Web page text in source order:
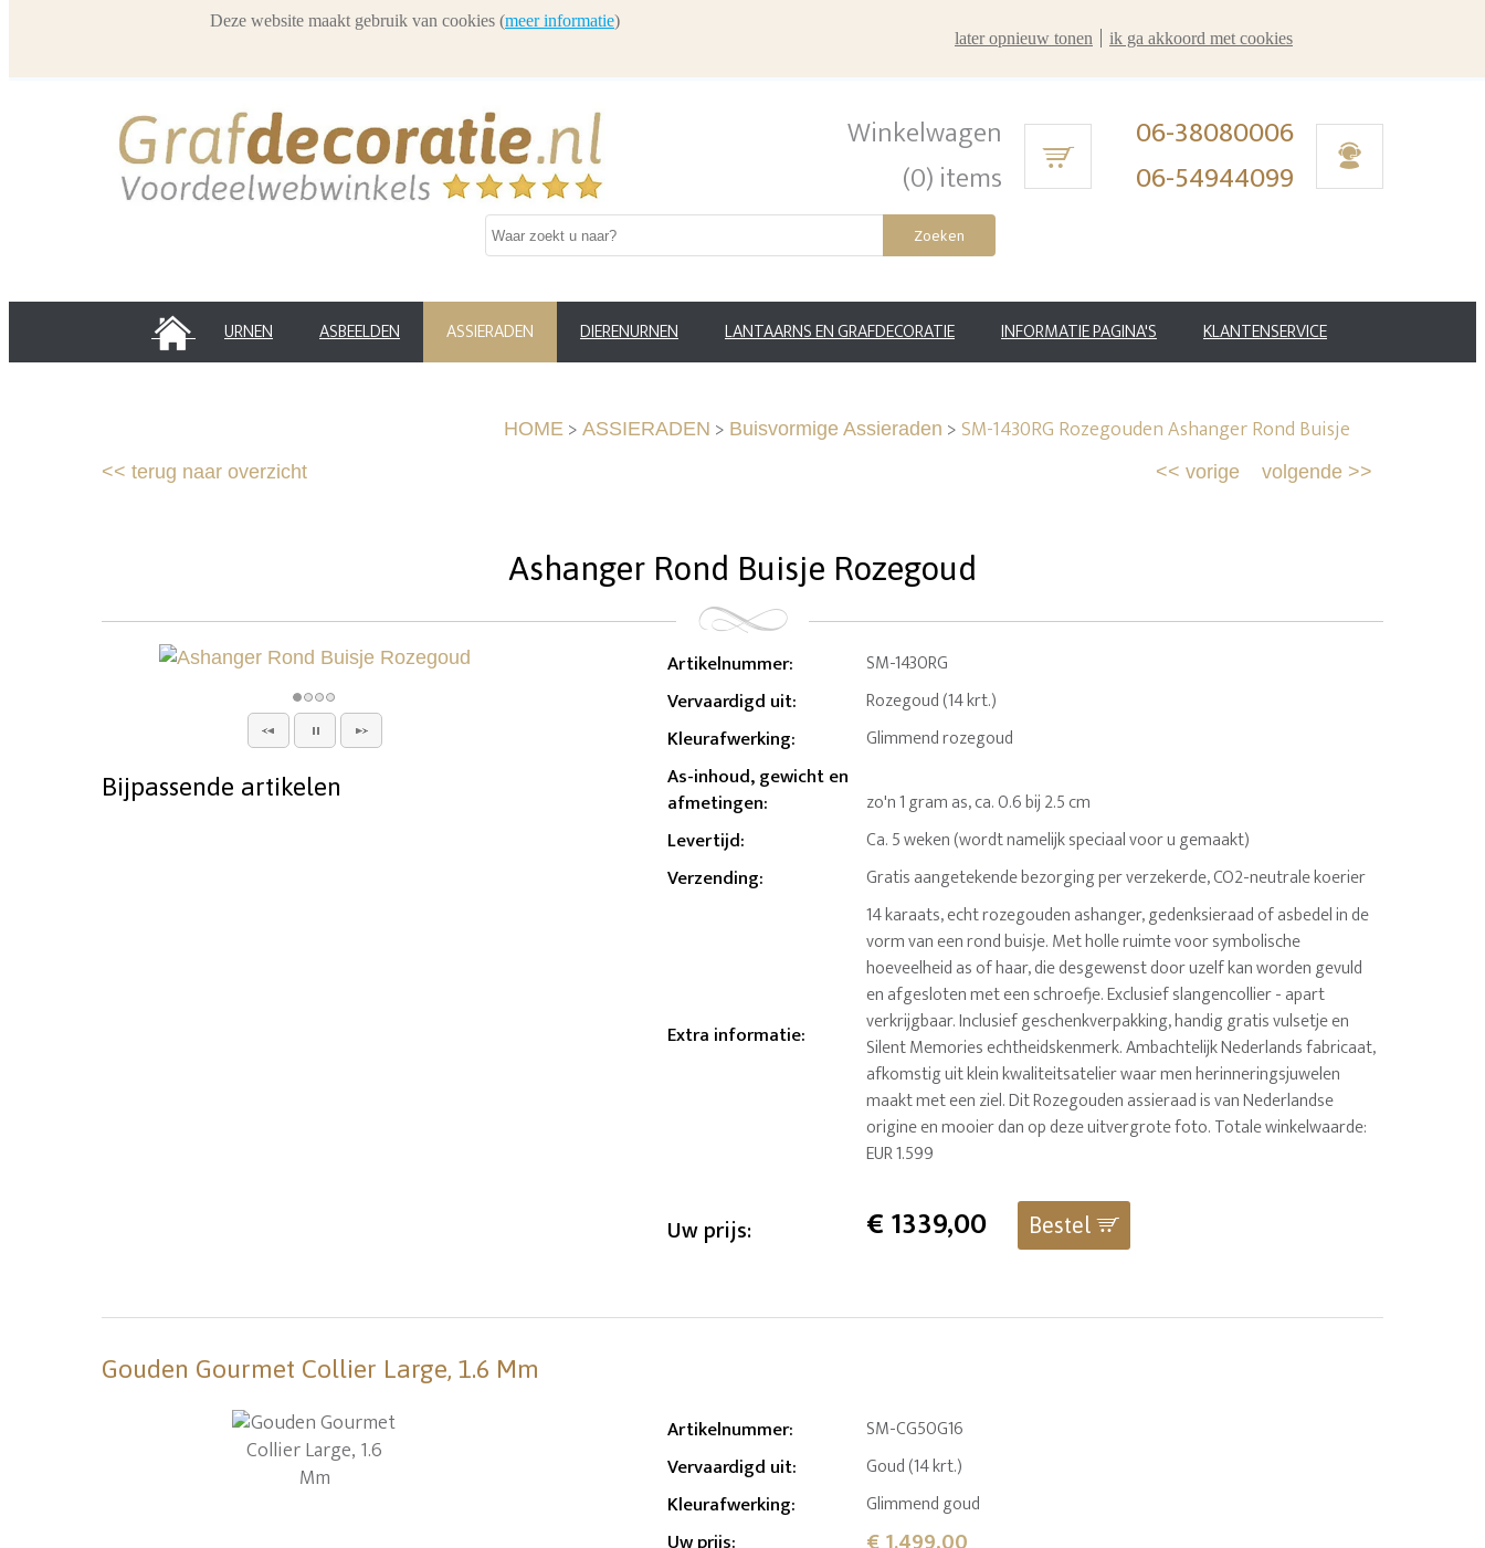
Winkelwagen
(0) items
06-38080006
06-54944099
Zoeken
HOME URNEN ASBEELDEN ASSIERADEN DIERENURNEN LANTAARNS EN GRAFDECORATIE INFORMATIE PAGINA'S KLANTENSERVICE
HOME > ASSIERADEN > Buisvormige Assieraden >SM-1430RG Rozegouden Ashanger Rond Buisje
<< terug naar overzicht volgende >>
<< vorige
Ashanger Rond Buisje Rozegoud
Artikelnummer: SM-1430RG
Vervaardigd uit: Rozegoud (14 krt.)
Kleurafwerking: Glimmend rozegoud
As-inhoud, gewicht en
afmetingen: zo'n 1 gram as, ca. 0.6 bij 2.5 cm
Levertijd: Ca. 5 weken (wordt namelijk speciaal voor u gemaakt)
Verzending: Gratis aangetekende bezorging per verzekerde, CO2-neutrale koerier
Extra informatie:
14 karaats, echt rozegouden ashanger, gedenksieraad of asbedel in de
vorm van een rond buisje. Met holle ruimte voor symbolische
hoeveelheid as of haar, die desgewenst door uzelf kan worden gevuld
en afgesloten met een schroefje. Exclusief slangencollier - apart
verkrijgbaar. Inclusief geschenkverpakking, handig gratis vulsetje en
Silent Memories echtheidskenmerk. Ambachtelijk Nederlands fabricaat,
afkomstig uit klein kwaliteitsatelier waar men herinneringsjuwelen
maakt met een ziel. Dit Rozegouden assieraad is van Nederlandse
origine en mooier dan op deze uitvergrote foto. Totale winkelwaarde:
EUR 1.599
Uw prijs: €1339,00 Bestel
Bijpassende artikelen
Gouden Gourmet Collier Large, 1.6 Mm
Artikelnummer: SM-CG50G16
Vervaardigd uit: Goud (14 krt.)
Kleurafwerking: Glimmend goud
Deze website maakt gebruik van cookies (meer informatie)
later opnieuw tonen
ik ga akkoord met cookies